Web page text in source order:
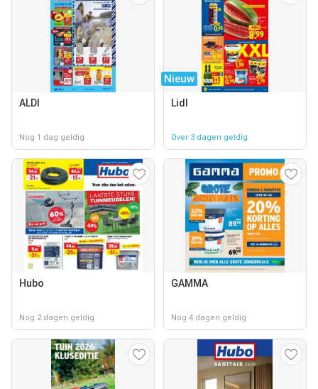
ALDI
Nog 1 dag geldig
Nieuw
Lidl
Over 3 dagen geldig
Hubo
Nog 2 dagen geldig
GAMMA
Nog 4 dagen geldig